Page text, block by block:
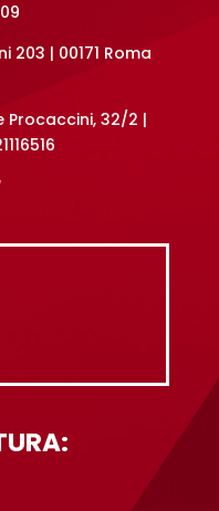
203 | 00171 Roma
Procaccini, 32/2 |